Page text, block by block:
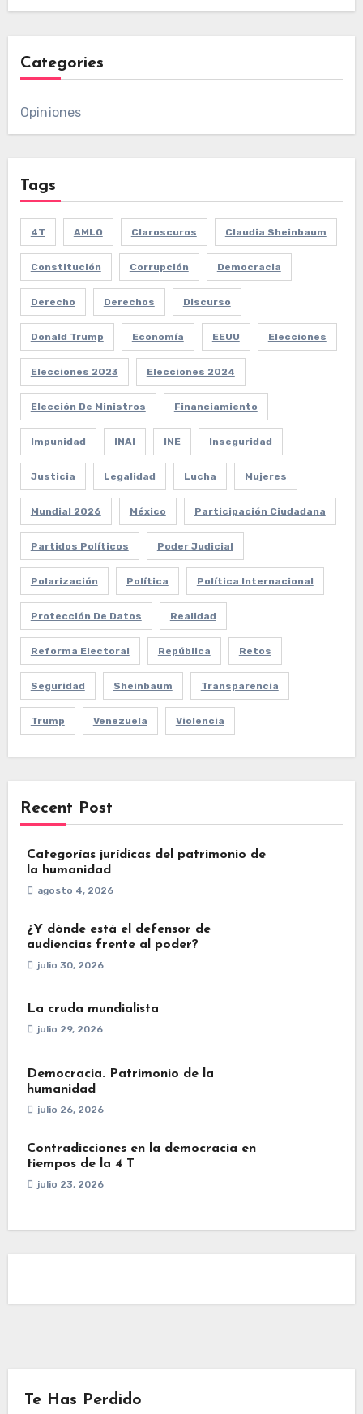
Categories
Opiniones
Tags
4T AMLO Claroscuros Claudia Sheinbaum
Constitución Corrupción Democracia
Derecho Derechos Discurso
Donald Trump Economía EEUU Elecciones
Elecciones 2023 Elecciones 2024
Elección De Ministros Financiamiento
Impunidad INAI INE Inseguridad
Justicia Legalidad Lucha Mujeres
Mundial 2026 México Participación Ciudadana
Partidos Políticos Poder Judicial
Polarización Política Política Internacional
Protección De Datos Realidad
Reforma Electoral República Retos
Seguridad Sheinbaum Transparencia
Trump Venezuela Violencia
Recent Post
Categorías jurídicas del patrimonio de
la humanidad
agosto 4, 2026
¿Y dónde está el defensor de
audiencias frente al poder?
julio 30, 2026
La cruda mundialista
julio 29, 2026
Democracia. Patrimonio de la
humanidad
julio 26, 2026
Contradicciones en la democracia en
tiempos de la 4 T
julio 23, 2026
Te Has Perdido